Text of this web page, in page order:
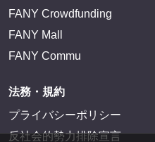
FANY Crowdfunding
FANY Mall
FANY Commu
法務・規約
プライバシーポリシー
反社会的勢力排除宣言